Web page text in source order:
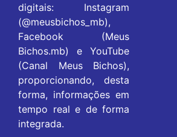
digitais: Instagram
(@meusbichos_mb),
Facebook (Meus
Bichos.mb) e YouTube
(Canal Meus Bichos),
proporcionando, desta
forma, informações em
tempo real e de forma
integrada.